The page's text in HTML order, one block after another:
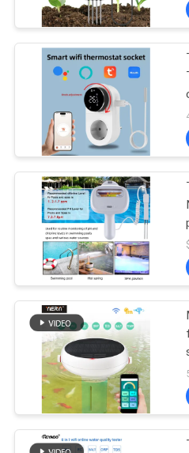
TOUS
LES
PLAN
SITE
PRIVACY
POLICY
Compteur
Digital
Appareil
d'humidité
dans la